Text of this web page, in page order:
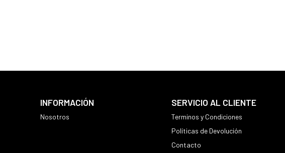
INFORMACIÓN
Nosotros
SERVICIO AL CLIENTE
Terminos y Condiciones
Políticas de Devolución
Contacto